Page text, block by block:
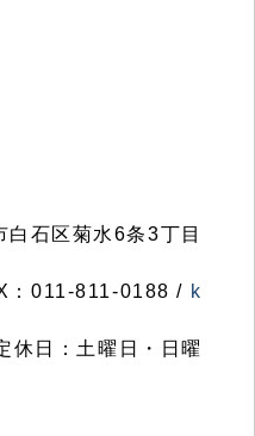
石区菊水6条3丁目
：011-811-0188 / k
日：土曜日・日曜